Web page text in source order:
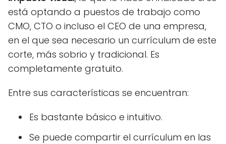
está optando a puestos de trabajo como
CMO, CTO o incluso el CEO de una empresa,
en el que sea necesario un currículum de este
corte, más sobrio y tradicional. Es
completamente gratuito.
Entre sus características se encuentran:
Es bastante básico e intuitivo.
Se puede compartir el currículum en las